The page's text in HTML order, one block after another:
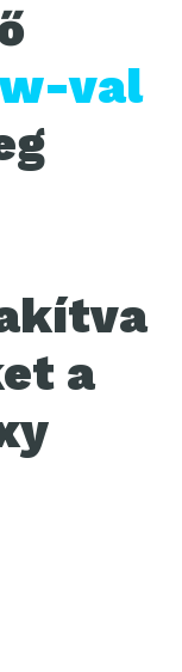
val
a